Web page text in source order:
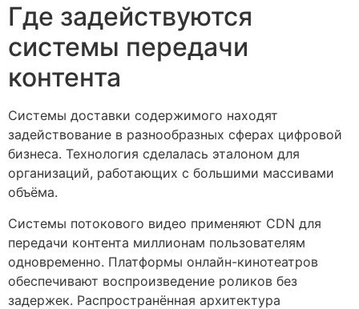
Где задействуются
системы передачи
контента
Системы доставки содержимого находят
задействование в разнообразных сферах цифровой
бизнеса. Технология сделалась эталоном для
организаций, работающих с большими массивами
объёма.
Системы потокового видео применяют CDN для
передачи контента миллионам пользователям
одновременно. Платформы онлайн-кинотеатров
обеспечивают воспроизведение роликов без
задержек. Распространённая архитектура